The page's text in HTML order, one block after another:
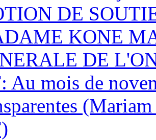
DE
KONE
DE
Au mois de